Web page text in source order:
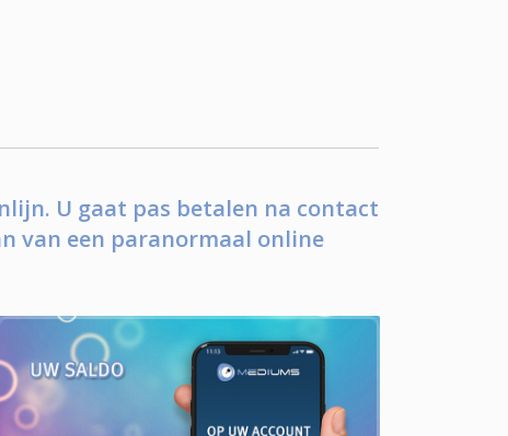
U gaat pas betalen na contact
van een paranormaal online